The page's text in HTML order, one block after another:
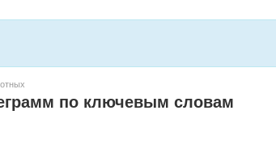
по ключевым словам